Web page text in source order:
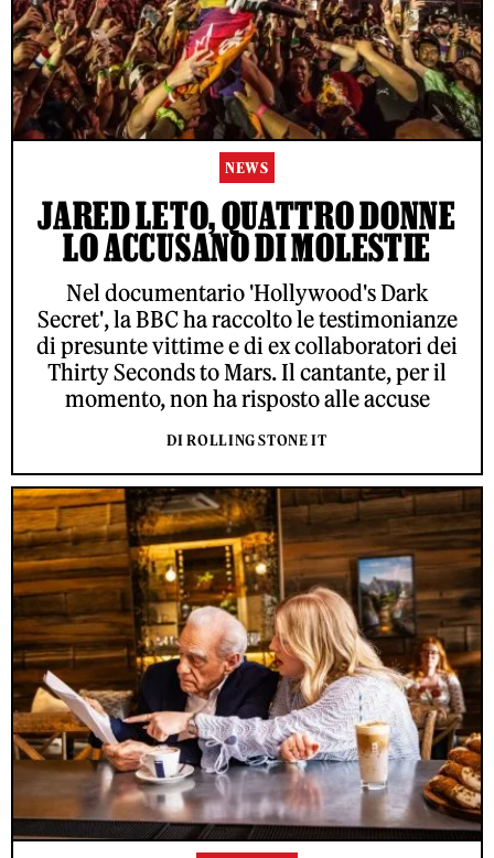
NEWS
JARED LETO, QUATTRO DONNE
LO ACCUSANO DI MOLESTIE
Nel documentario 'Hollywood's Dark
Secret', la BBC ha raccolto le testimonianze
di presunte vittime e di ex collaboratori dei
Thirty Seconds to Mars. Il cantante, per il
momento, non ha risposto alle accuse
DI ROLLING STONE IT